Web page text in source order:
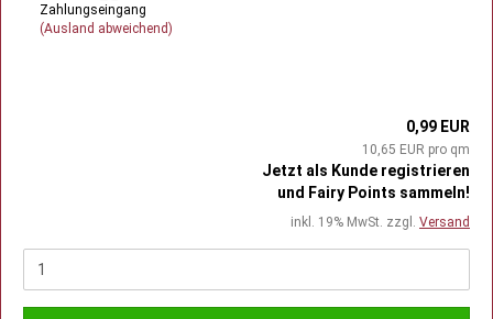
Zahlungseingang
(Ausland abweichend)
0,99 EUR
10,65 EUR pro qm
Jetzt als Kunde registrieren
und Fairy Points sammeln!
inkl. 19% MwSt. zzgl. Versand